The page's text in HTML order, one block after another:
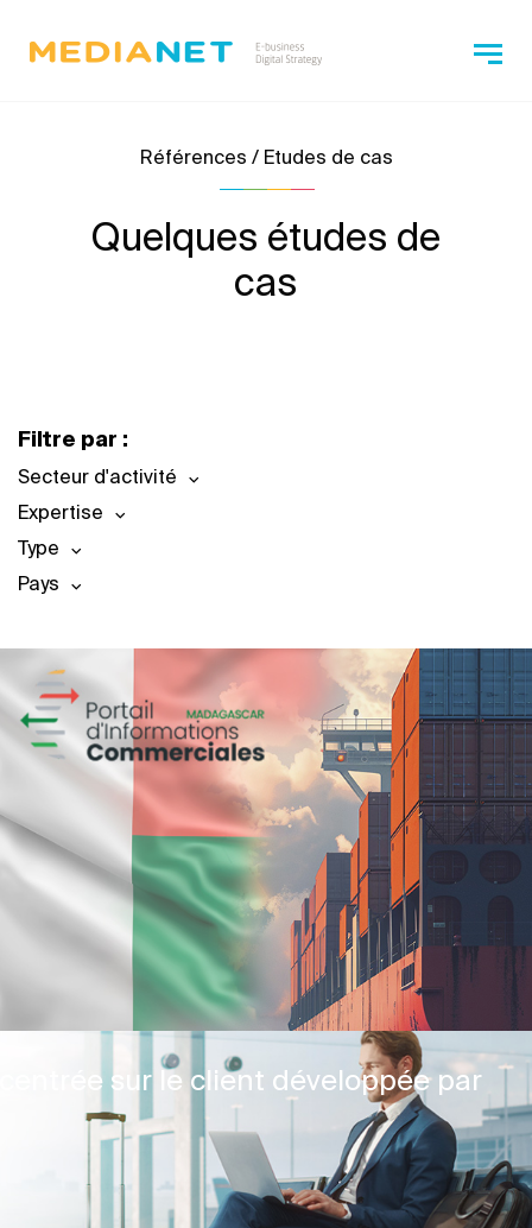
Références / Etudes de cas
Quelques études de
cas
Filtre par :
Secteur d'activité
Expertise
Type
Pays
sur le client développée par